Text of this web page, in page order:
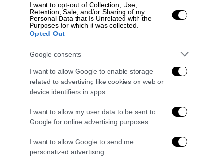
I want to opt-out of Collection, Use,
Retention, Sale, and/or Sharing of my
Personal Data that Is Unrelated with the
Purposes for which it was collected.
Opted Out
Google consents
I want to allow Google to enable storage
related to advertising like cookies on web or
device identifiers in apps.
I want to allow my user data to be sent to
Google for online advertising purposes.
I want to allow Google to send me
personalized advertising.
Γιάννης Αποστολάκης: Master Chef με
πατέρα υπουργό Εθνικής Άμυνας
Μπορεί να μην ακολούθησε την πορεία του
πατέρα του, αλλά έχει υιοθετήσει τη
στρατιωτική πειθαρχία στη δουλειά του.
ΑΛΛΑ #TAGS
MasterChef
MasterChef 5
μάγειρες
ναύαρχος
Star TV